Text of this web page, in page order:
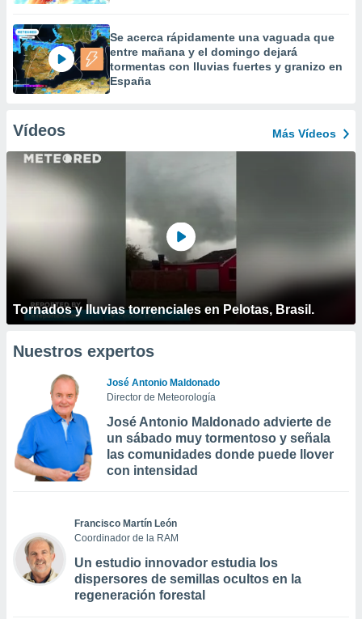
Se acerca rápidamente una vaguada que
entre mañana y el domingo dejará
tormentas con lluvias fuertes y granizo en
España
Vídeos Más Vídeos
Tornados y lluvias torrenciales en Pelotas, Brasil.
Nuestros expertos
José Antonio Maldonado
Director de Meteorología
José Antonio Maldonado advierte de
un sábado muy tormentoso y señala
las comunidades donde puede llover
con intensidad
Francisco Martín León
Coordinador de la RAM
Un estudio innovador estudia los
dispersores de semillas ocultos en la
regeneración forestal